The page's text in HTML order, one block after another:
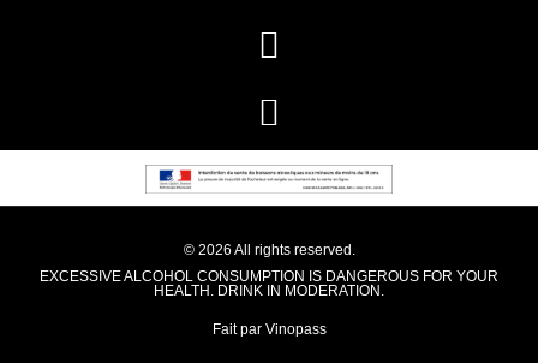
© 2026 All rights reserved.
EXCESSIVE ALCOHOL CONSUMPTION IS DANGEROUS FOR YOUR
HEALTH. DRINK IN MODERATION.
Fait par Vinopass